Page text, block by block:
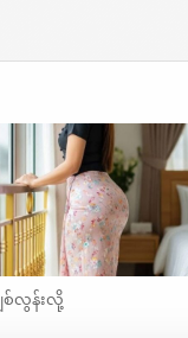
စ်လွန်းလို့